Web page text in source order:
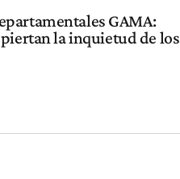
GAMA:
la inquietud de los